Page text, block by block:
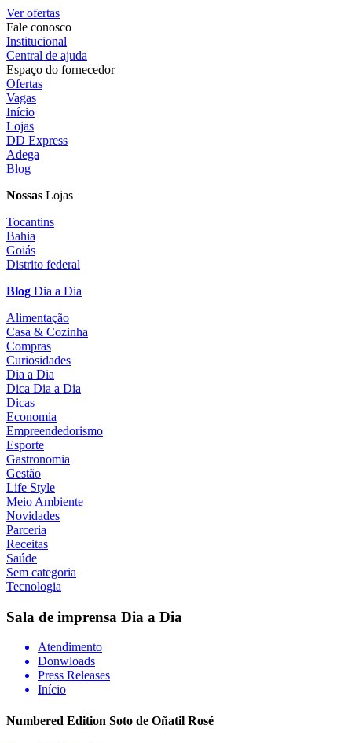
Ver ofertas
Fale conosco
Institucional
Central de ajuda
Espaço do fornecedor
Ofertas
Vagas
Início
Lojas
DD Express
Adega
Blog
Nossas Lojas
Tocantins
Bahia
Goiás
Distrito federal
Blog Dia a Dia
Alimentação
Casa & Cozinha
Compras
Curiosidades
Dia a Dia
Dica Dia a Dia
Dicas
Economia
Empreendedorismo
Esporte
Gastronomia
Gestão
Life Style
Meio Ambiente
Novidades
Parceria
Receitas
Saúde
Sem categoria
Tecnologia
Sala de imprensa Dia a Dia
Atendimento
Donwloads
Press Releases
Início
Numbered Edition Soto de Oñatil Rosé